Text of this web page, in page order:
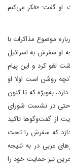
او گفت: «فکر می‌کنم
موضوع مذاکرات با
او سفرش به اسرائیل
لغو کرد و این پیام
روشن است اولا او
به‌ویژه که تا کنون
و حتی در نشست شورای
از گفت‌وگوها تاکید
که سفرش را تحت
عربی در به نتیجه
نیز حمایت خود را